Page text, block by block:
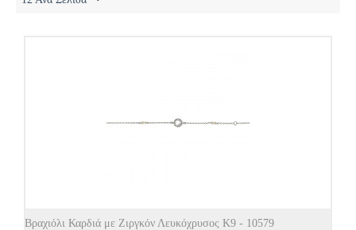
Βραχιόλι Καρδιά με Ζιργκόν Λευκόχρυσος Κ9 - 10579